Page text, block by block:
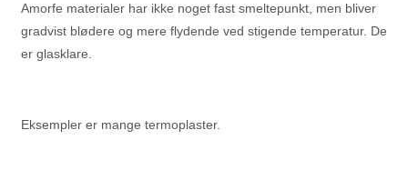
Amorfe materialer har ikke noget fast smeltepunkt, men bliver
gradvist blødere og mere flydende ved stigende temperatur. De
er glasklare.
Eksempler er mange termoplaster.